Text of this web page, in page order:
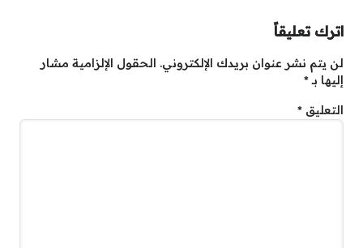
اترك تعليقاً
لن يتم نشر عنوان بريدك الإلكتروني. الحقول الإلزامية مشار
إليها بـ*
التعليق *